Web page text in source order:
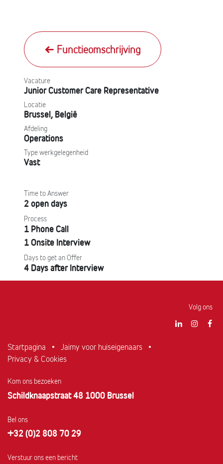
Functieomschrijving
Vacature
Junior Customer Care Representative
Locatie
Brussel, België
Afdeling
Operations
Type werkgelegenheid
Vast
Time to Answer
2 open days
Process
1 Phone Call
1 Onsite Interview
Days to get an Offer
4 Days after Interview
Volg ons
Startpagina • Jaimy voor huiseigenaars
•
Privacy & Cookies
Kom ons bezoeken
Schildknaapstraat 48 1000 Brussel
Bel ons
+32 (0)2 808 70 29
Verstuur ons een bericht